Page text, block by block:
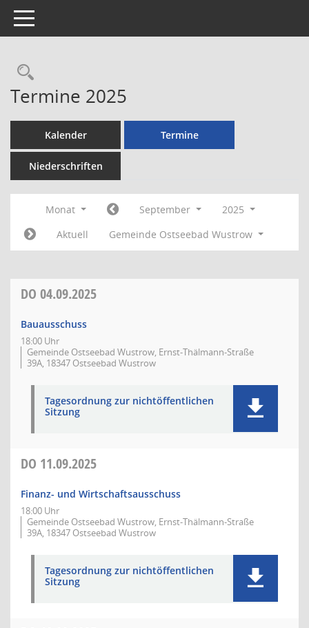
Toggle navigation
Rechercheauswahl
Termine 2025
Kalender Termine
Niederschriften
Monat September
2025
Aktuell
Gemeinde Ostseebad Wustrow
DO 04.09.2025
Bauausschuss
18:00 Uhr
Gemeinde Ostseebad Wustrow, Ernst-Thälmann-Straße
39A, 18347 Ostseebad Wustrow
Tagesordnung zur nichtöffentlichen
Sitzung
DO 11.09.2025
Finanz- und Wirtschaftsausschuss
18:00 Uhr
Gemeinde Ostseebad Wustrow, Ernst-Thälmann-Straße
39A, 18347 Ostseebad Wustrow
Tagesordnung zur nichtöffentlichen
Sitzung